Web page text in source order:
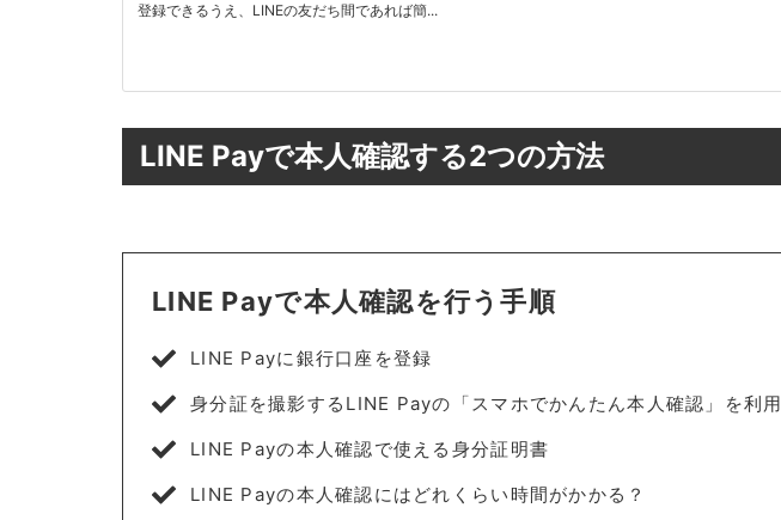
登録できるうえ、LINEの友だち間であれば簡...
LINE Payで本人確認する2つの方法
LINE Payで本人確認を行う手順
LINE Payに銀行口座を登録
身分証を撮影するLINE Payの「スマホでかんたん本人確認」を利用
LINE Payの本人確認で使える身分証明書
LINE Payの本人確認にはどれくらい時間がかかる？